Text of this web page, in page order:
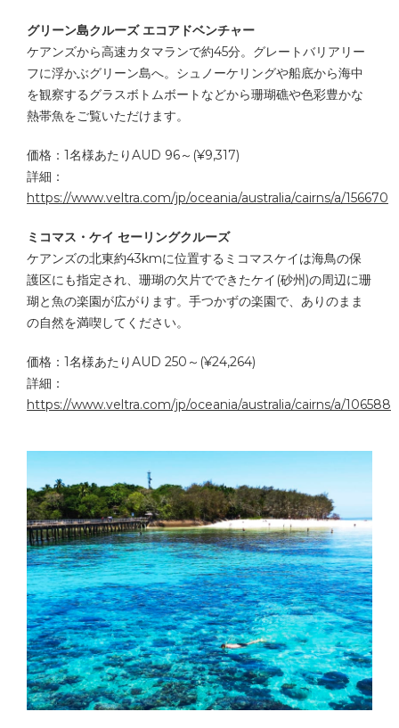
グリーン島クルーズ エコアドベンチャー
ケアンズから高速カタマランで約45分。グレートバリアリー
フに浮かぶグリーン島へ。シュノーケリングや船底から海中
を観察するグラスボトムボートなどから珊瑚礁や色彩豊かな
熱帯魚をご覧いただけます。
価格：1名様あたりAUD 96～(¥9,317)
詳細：
https://www.veltra.com/jp/oceania/australia/cairns/a/156670
ミコマス・ケイ セーリングクルーズ
ケアンズの北東約43kmに位置するミコマスケイは海鳥の保
護区にも指定され、珊瑚の欠片でできたケイ(砂州)の周辺に珊
瑚と魚の楽園が広がります。手つかずの楽園で、ありのまま
の自然を満喫してください。
価格：1名様あたりAUD 250～(¥24,264)
詳細：
https://www.veltra.com/jp/oceania/australia/cairns/a/106588